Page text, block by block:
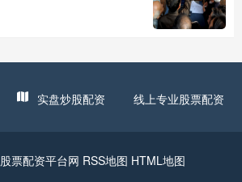
实盘炒股配资 线上专业股票配资
股票配资平台网 RSS地图 HTML地图